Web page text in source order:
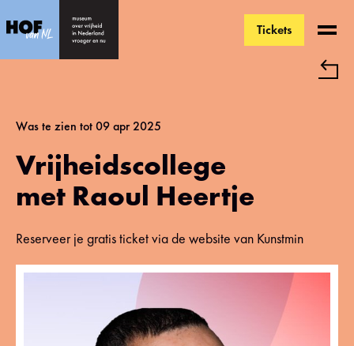
Tickets
Was te zien tot 09 apr 2025
Vrijheidscollege
met Raoul Heertje
Reserveer je gratis ticket via de website van Kunstmin